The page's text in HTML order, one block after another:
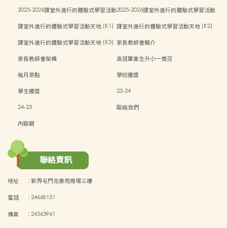
2025-2026課室外進行的體驗式學習活動2025-2026課室外進行的體驗式學習活動
課室外進行的體驗式學習活動天地 (K1) 課室外進行的體驗式學習活動天地 (K2)
課室外進行的體驗式學習活動天地 (K3) 家長教師會簡介
家長教師會架構
高班畢業生升小一情況
每月茶點
學校獲獎
學生獲獎
23-24
24-25
聯絡我們
內聯網
聯絡資訊
地址 :新界屯門兆康苑商場三樓
電話 :24668131
傳真 :24563961